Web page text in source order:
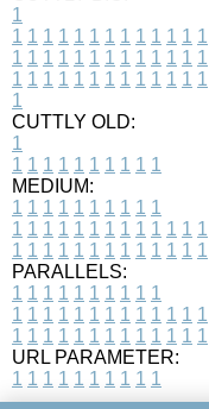
1
1 1 1 1 1 1 1 1 1 1 1 1 1
1 1 1 1 1 1 1 1 1 1 1 1 1
1 1 1 1 1 1 1 1 1 1 1 1 1
1
CUTTLY OLD:
1
1 1 1 1 1 1 1 1 1 1
MEDIUM:
1 1 1 1 1 1 1 1 1 1
1 1 1 1 1 1 1 1 1 1 1 1 1
1 1 1 1 1 1 1 1 1 1 1 1 1
PARALLELS:
1 1 1 1 1 1 1 1 1 1
1 1 1 1 1 1 1 1 1 1 1 1 1
1 1 1 1 1 1 1 1 1 1 1 1 1
URL PARAMETER:
1 1 1 1 1 1 1 1 1 1